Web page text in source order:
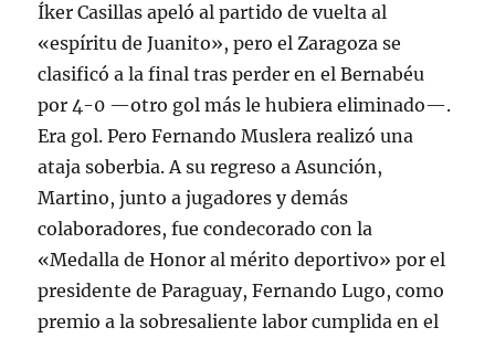
Íker Casillas apeló al partido de vuelta al
«espíritu de Juanito», pero el Zaragoza se
clasificó a la final tras perder en el Bernabéu
por 4-0 —otro gol más le hubiera eliminado—.
Era gol. Pero Fernando Muslera realizó una
ataja soberbia. A su regreso a Asunción,
Martino, junto a jugadores y demás
colaboradores, fue condecorado con la
«Medalla de Honor al mérito deportivo» por el
presidente de Paraguay, Fernando Lugo, como
premio a la sobresaliente labor cumplida en el